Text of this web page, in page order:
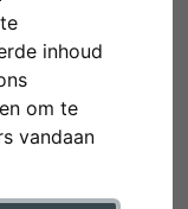
inhoud
om te
vandaan